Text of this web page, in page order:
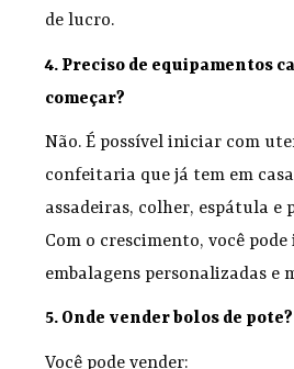
de lucro.
4. Preciso de equipamentos
começar?
Não. É possível iniciar com
confeitaria que já tem em
assadeiras, colher, espátula e
Com o crescimento, você
embalagens personalizadas e
5. Onde vender bolos de pote?
Você pode vender: